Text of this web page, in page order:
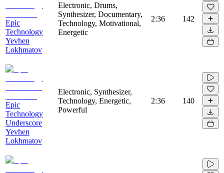
Epic
Technology
Yevhen
Lokhmatov
Electronic, Drums,
Synthesizer, Documentary,
Technology, Motivational,
Energetic
2:36 142
Epic
Technology
Underscore
Yevhen
Lokhmatov
Electronic, Synthesizer,
Technology, Energetic,
Powerful
2:36 140